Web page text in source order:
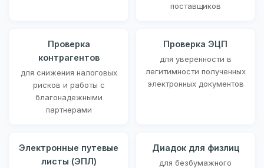
поставщиков
Проверка
контрагентов
для снижения налоговых
рисков и работы с
благонадежными
партнерами
Проверка ЭЦП
для уверенности в
легитимности полученных
электронных документов
Электронные путевые
листы (ЭПЛ)
Диадок для физлиц
для безбумажного